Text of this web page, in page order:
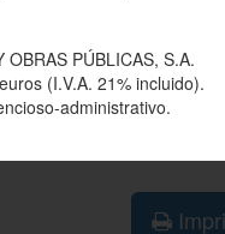
PÚBLICAS, S.A.
(I.V.A. 21% incluido).
administrativo.